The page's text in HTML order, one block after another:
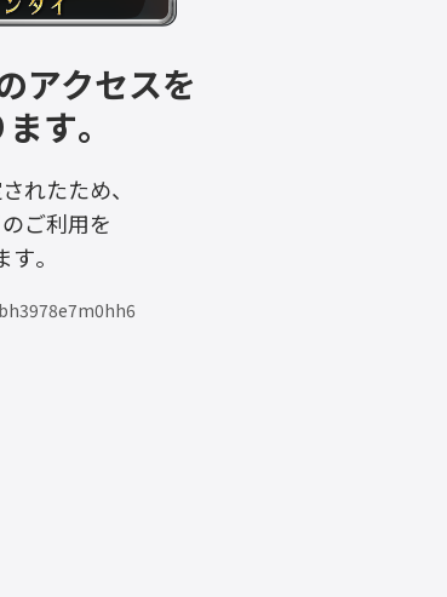
アクセスを
す。
れたため、
ご利用を
。